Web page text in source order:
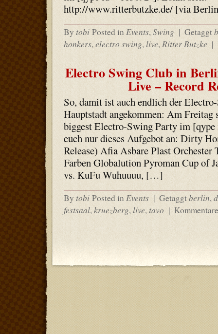
http://www.ritterbutzke.de/ [via
By tobi Posted in Events,Swing | Getaggt
honkers,electro swing,live,Ritter Butzke |
Electro Swing Club in
Live – Record
So, damit ist auch endlich der
Hauptstadt angekommen: Am
biggest Electro-Swing Party im [qype
euch nur dieses Aufgebot an: Dirty
Release) Afia Asbare Plast Orchester
Farben Globalution Pyroman Cup of
vs. KuFu Wuhuuuu, […]
By tobi Posted in Events | Getaggtberlin,
festsaal,kruezberg,live,tavo |